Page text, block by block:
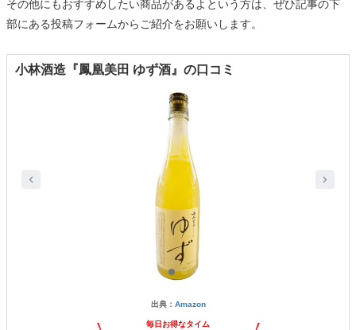
その他にもおすすめしたい商品があるよという方は、ぜひ記事の下
部にある投稿フォームからご紹介をお願いします。
小林酒造『鳳凰美田 ゆず酒』の口コミ
出典： Amazon
毎日お得なタイム